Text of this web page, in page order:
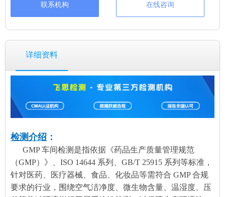
联系机构 在线咨询
详细资料
检测介绍 ：
GMP 车间检测是指依据《药品生产质量管理规范
（GMP）》、ISO 14644 系列、GB/T 25915 系列等标准，
针对医药、医疗器械、食品、化妆品等需符合 GMP 合规
要求的行业，围绕空气洁净度、微生物含量、温湿度、压